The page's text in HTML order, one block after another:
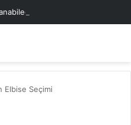
Basit Maskeler
Elbise Seçimi